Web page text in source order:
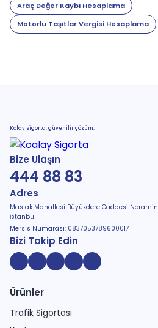
Araç Değer Kaybı Hesaplama
Motorlu Taşıtlar Vergisi Hesaplama
Kolay sigorta, güvenilir çözüm.
Bize Ulaşın
444 88 83
Adres
Maslak Mahallesi Büyükdere Caddesi Noramin
İstanbul
Mersis Numarası: 0837053789600017
Bizi Takip Edin
Ürünler
Trafik Sigortası